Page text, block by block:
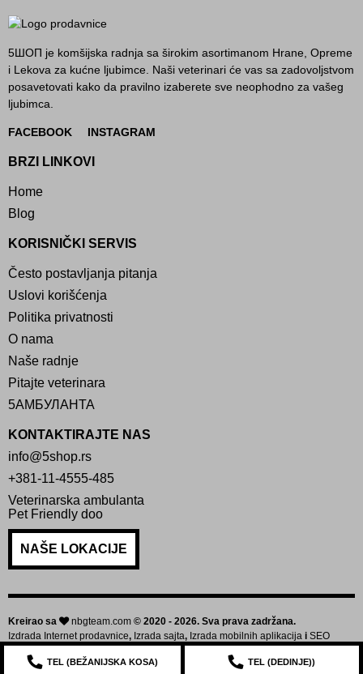
5ШОП je komšijska radnja sa širokim asortimanom Hrane, Opreme
i Lekova za kućne ljubimce. Naši veterinari će vas sa zadovoljstvom
posavetovati kako da pravilno izaberete sve neophodno za vašeg
ljubimca.
FACEBOOK INSTAGRAM
BRZI LINKOVI
Home
Blog
KORISNIČKI SERVIS
Često postavljanja pitanja
Uslovi korišćenja
Politika privatnosti
O nama
Naše radnje
Pitajte veterinara
5АМБУЛАНТА
KONTAKTIRAJTE NAS
info@5shop.rs
+381-11-4555-485
Veterinarska ambulanta
Pet Friendly doo
NAŠE LOKACIJE
Kreirao sa nbgteam.com © 2020 - 2026. Sva prava zadržana.
Izdrada Internet prodavnice, Izrada sajta, Izrada mobilnih aplikacija i SEO
TEL (BEŽANIJSKA KOSA) TEL (DEDINJE))